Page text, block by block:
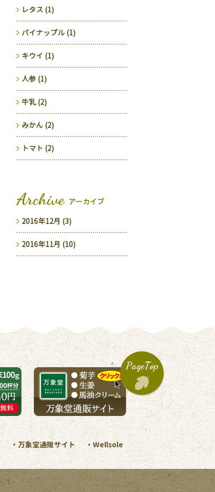
レタス (1)
パイナップル (1)
キウイ (1)
人参 (1)
牛乳 (2)
みかん (2)
トマト (2)
Archive アーカイブ
2016年12月 (3)
2016年11月 (10)
PageTop
万象堂通販サイト Wellsole